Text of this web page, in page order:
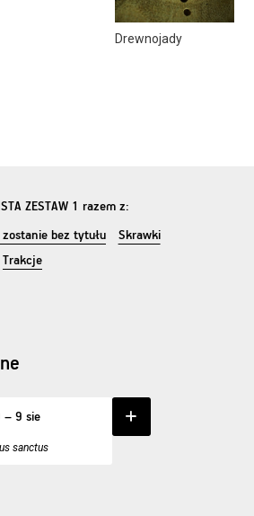
Drewnojady
ZESTAW 1 razem z:
zostanie bez tytułu
Skrawki
Trakcje
– 9 sie
sanctus